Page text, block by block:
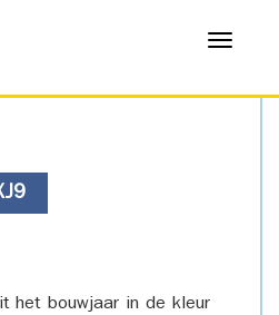
Menu
het bouwjaar in de kleur